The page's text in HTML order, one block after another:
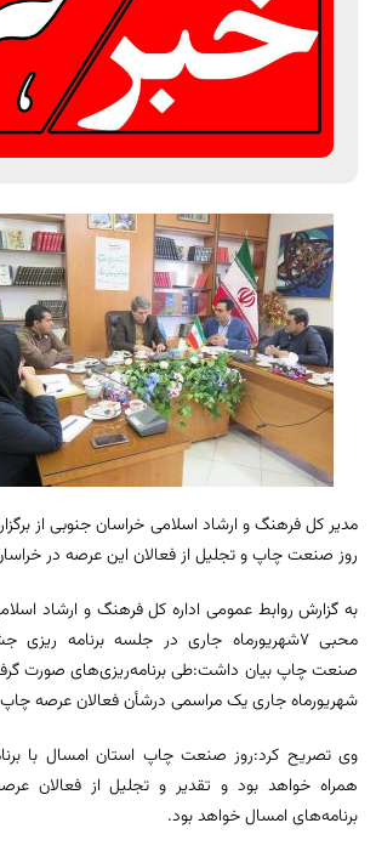
مدیر کل فرهنگ و ارشاد اسلامی خراسان جنوبی از
روز صنعت چاپ و تجلیل از فعالان این عرصه در
به گزارش روابط عمومی اداره کل فرهنگ و ارشاد
محبی ٧شهریورماه جاری در جلسه برنامه ریزی
شهریورماه جاری یک مراسمی درشأن فعالان عرصه چاپ
وی تصریح کرد:روز صنعت چاپ استان امسال با
همراه خواهد بود و تقدیر و تجلیل از فعالان
برنامه‌های امسال خواهد بود.